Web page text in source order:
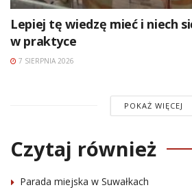
Lepiej tę wiedzę mieć i niech
w praktyce
7 SIERPNIA 2026
POKAŻ WIĘCEJ
Czytaj również
Parada miejska w Suwałkach